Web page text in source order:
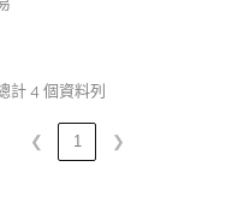
計 4 個資料列
❮ 1 ❯